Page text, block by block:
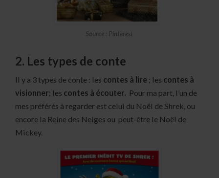
Source : Pinterest
2. Les types de conte
Il y a 3 types de conte : les contes à lire ; les contes à
visionner; les contes à écouter. Pour ma part, l’un de
mes préférés à regarder est celui du Noël de Shrek, ou
encore la Reine des Neiges ou peut-être le Noël de
Mickey.